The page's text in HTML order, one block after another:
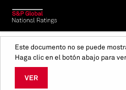
Este documento no se puede
Haga clic en el botón abajo para
VER